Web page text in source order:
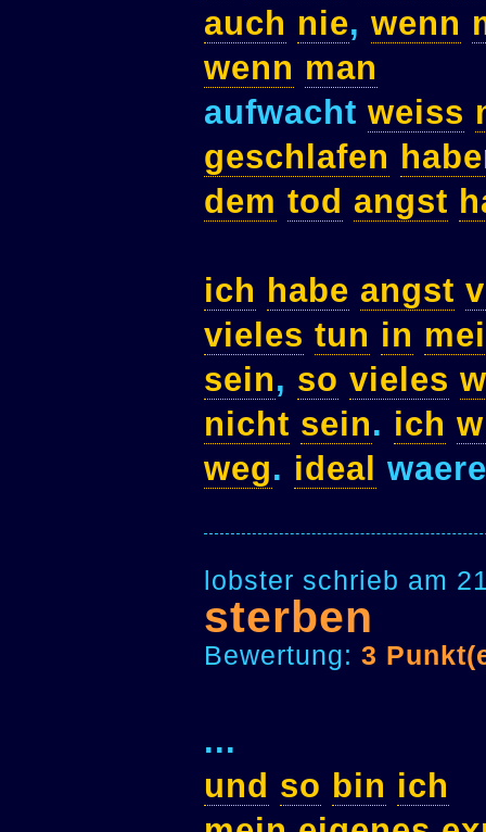
auch nie, wenn
wenn man
aufwacht weiss
geschlafen
dem tod angst
ich habe angst
vieles tun in
sein, so vieles
nicht sein. ich
weg. ideal
lobster schrieb am
sterben
Bewertung: 3
...
und so bin ich